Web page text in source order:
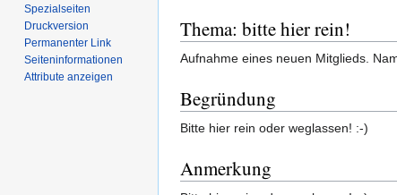
Thema: bitte hier rein!
Aufnahme eines neuen Mitglieds.
Begründung
Bitte hier rein oder weglassen! :-)
Anmerkung
Spezialseiten
Druckversion
Permanenter Link
Seiten­­informationen
Attribute anzeigen